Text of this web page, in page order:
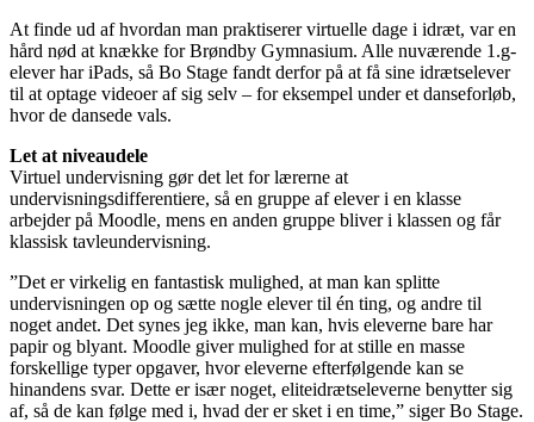
At finde ud af hvordan man praktiserer virtuelle dage i idræt, var en
hård nød at knække for Brøndby Gymnasium. Alle nuværende 1.g-
elever har iPads, så Bo Stage fandt derfor på at få sine idrætselever
til at optage videoer af sig selv – for eksempel under et danseforløb,
hvor de dansede vals.
Let at niveaudele
Virtuel undervisning gør det let for lærerne at
undervisningsdifferentiere, så en gruppe af elever i en klasse
arbejder på Moodle, mens en anden gruppe bliver i klassen og får
klassisk tavleundervisning.
”Det er virkelig en fantastisk mulighed, at man kan splitte
undervisningen op og sætte nogle elever til én ting, og andre til
noget andet. Det synes jeg ikke, man kan, hvis eleverne bare har
papir og blyant. Moodle giver mulighed for at stille en masse
forskellige typer opgaver, hvor eleverne efterfølgende kan se
hinandens svar. Dette er især noget, eliteidrætseleverne benytter sig
af, så de kan følge med i, hvad der er sket i en time,” siger Bo Stage.